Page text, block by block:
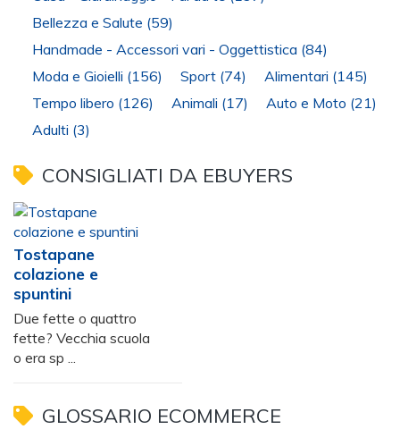
Bellezza e Salute (59)
Handmade - Accessori vari - Oggettistica (84)
Moda e Gioielli (156) Sport (74) Alimentari (145)
Tempo libero (126) Animali (17) Auto e Moto (21)
Adulti (3)
CONSIGLIATI DA EBUYERS
Tostapane
colazione e
spuntini
Due fette o quattro
fette? Vecchia scuola
o era sp ...
GLOSSARIO ECOMMERCE